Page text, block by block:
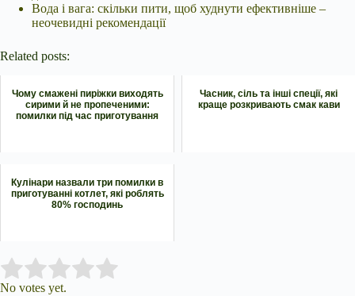
Вода і вага: скільки пити, щоб худнути ефективніше –
неочевидні рекомендації
Related posts:
Чому смажені пиріжки виходять
сирими й не пропеченими:
помилки під час приготування
Часник, сіль та інші спеції, які
краще розкривають смак кави
Кулінари назвали три помилки в
приготуванні котлет, які роблять
80% господинь
Rate this item:
No votes yet.